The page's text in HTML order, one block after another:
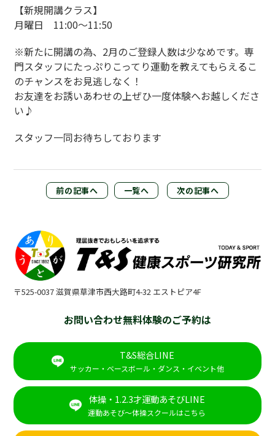
【新規開講クラス】
月曜日 11:00～11:50
※新たに開講の為、2月のご登録人数は少なめです。専
門スタッフにたっぷりこってり運動を教えてもらえるこ
のチャンスをお見逃しなく！
お友達をお誘いあわせの上ぜひ一度体験へお越しくださ
い♪
スタッフ一同お待ちしております
前の記事へ 一覧へ 次の記事へ
〒525-0037 滋賀県草津市西大路町4-32 エストピア4F
お問い合わせ無料体験のご予約は
T&S総合LINE
サッカー・ベースボール・ダンス・イベント他
体操・1.2.3才運動あそびLINE
運動あそび～体操スクールはこちら